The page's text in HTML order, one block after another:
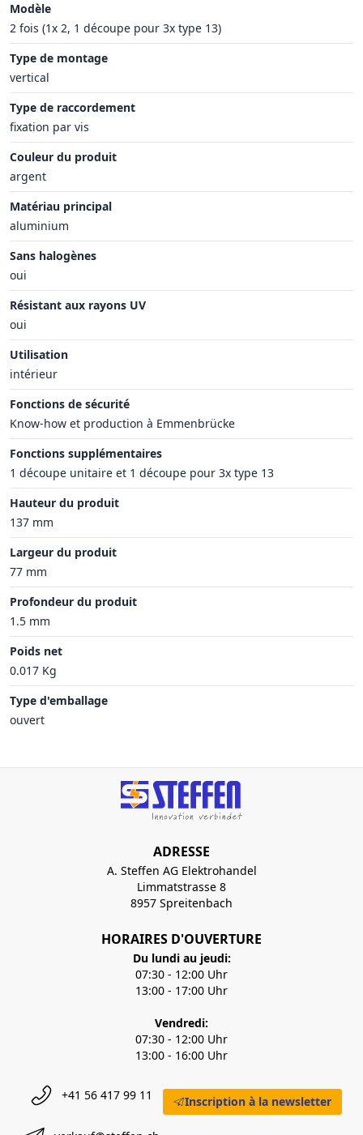
Modèle
2 fois (1x 2, 1 découpe pour 3x type 13)
Type de montage
vertical
Type de raccordement
fixation par vis
Couleur du produit
argent
Matériau principal
aluminium
Sans halogènes
oui
Résistant aux rayons UV
oui
Utilisation
intérieur
Fonctions de sécurité
Know-how et production à Emmenbrücke
Fonctions supplémentaires
1 découpe unitaire et 1 découpe pour 3x type 13
Hauteur du produit
137 mm
Largeur du produit
77 mm
Profondeur du produit
1.5 mm
Poids net
0.017 Kg
Type d'emballage
ouvert
ADRESSE
A. Steffen AG Elektrohandel
Limmatstrasse 8
8957 Spreitenbach
HORAIRES D'OUVERTURE
Du lundi au jeudi:
07:30 - 12:00 Uhr
13:00 - 17:00 Uhr
Vendredi:
07:30 - 12:00 Uhr
13:00 - 16:00 Uhr
+41 56 417 99 11 Inscription à la newsletter